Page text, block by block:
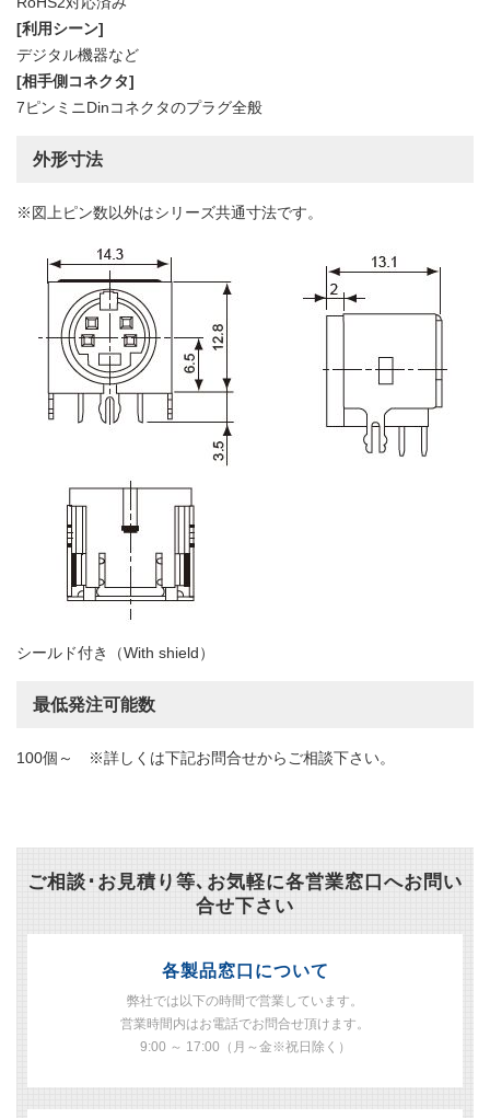
[利用シーン]
デジタル機器など
[相手側コネクタ]
7ピンミニDinコネクタのプラグ全般
外形寸法
※図上ピン数以外はシリーズ共通寸法です。
シールド付き（With shield）
最低発注可能数
100個～ ※詳しくは下記お問合せからご相談下さい。
ご相談･お見積り等､お気軽に各営業窓口へお問い
合せ下さい
各製品窓口について
弊社では以下の時間で営業しています。
営業時間内はお電話でお問合せ頂けます。
9:00 ～ 17:00（月～金※祝日除く）